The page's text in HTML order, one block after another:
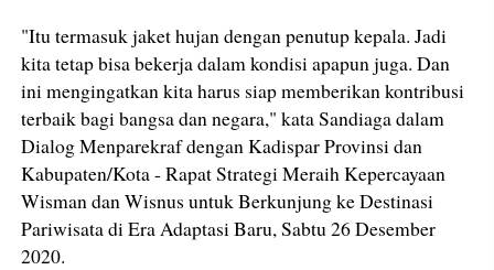
"Itu termasuk jaket hujan dengan penutup kepala. Jadi
kita tetap bisa bekerja dalam kondisi apapun juga. Dan
ini mengingatkan kita harus siap memberikan kontribusi
terbaik bagi bangsa dan negara," kata Sandiaga dalam
Dialog Menparekraf dengan Kadispar Provinsi dan
Kabupaten/Kota - Rapat Strategi Meraih Kepercayaan
Wisman dan Wisnus untuk Berkunjung ke Destinasi
Pariwisata di Era Adaptasi Baru, Sabtu 26 Desember
2020.